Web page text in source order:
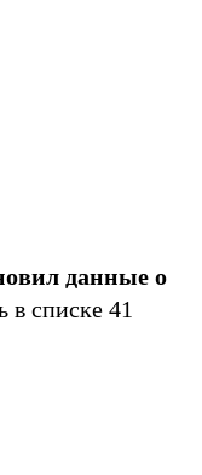
данные о
в списке 41